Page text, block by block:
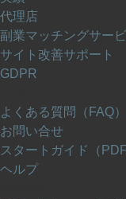
代理店
副業マッチングサー
サイト改善サポート
GDPR
よくある質問（FAQ）
お問い合せ
スタートガイド（PDF
ヘルプ